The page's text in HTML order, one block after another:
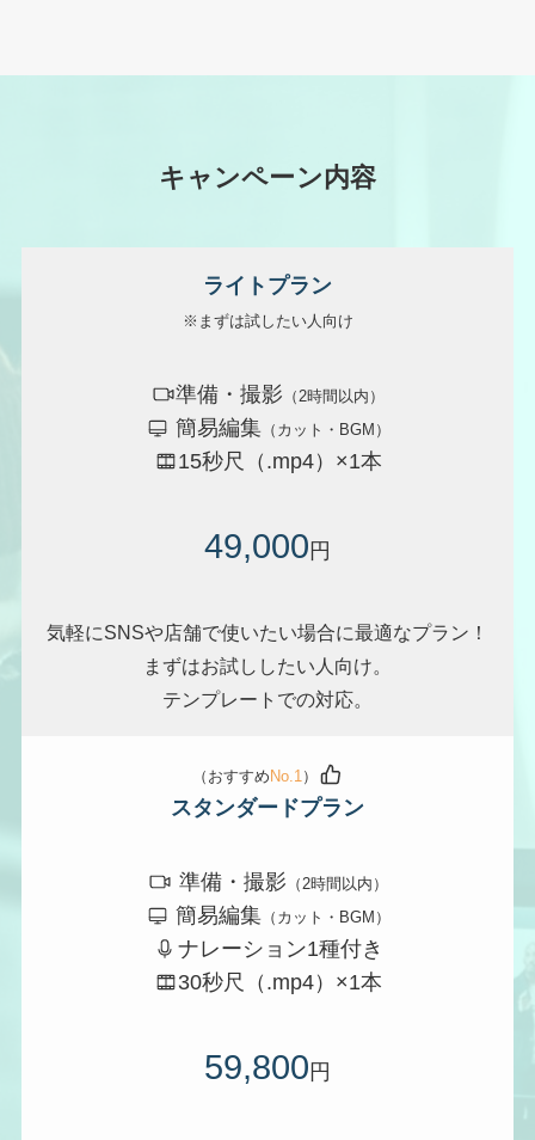
キャンペーン内容
ライトプラン
※まずは試したい人向け
準備・撮影 （2時間以内）
簡易編集 （カット・BGM）
15秒尺（.mp4）×1本
49,000円
気軽にSNSや店舗で使いたい場合に最適なプラン！
まずはお試ししたい人向け。
テンプレートでの対応。
（おすすめNo.1 ）
スタンダードプラン
準備・撮影 （2時間以内）
簡易編集 （カット・BGM）
ナレーション1種付き
30秒尺（.mp4）×1本
59,800 円